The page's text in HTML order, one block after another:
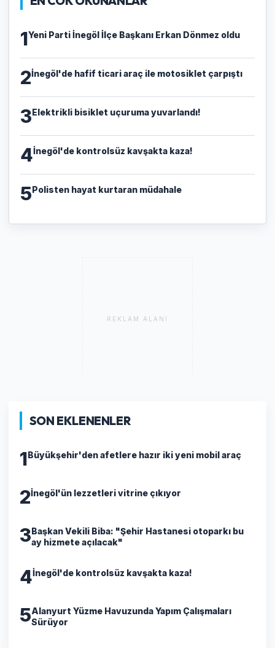
1Yeni Parti İnegöl İlçe Başkanı Erkan Dönmez oldu
2İnegöl'de hafif ticari araç ile motosiklet çarpıştı
3Elektrikli bisiklet uçuruma yuvarlandı!
4İnegöl'de kontrolsüz kavşakta kaza!
5Polisten hayat kurtaran müdahale
REKLAM ALANI
SON EKLENENLER
1Büyükşehir'den afetlere hazır iki yeni mobil araç
2İnegöl'ün lezzetleri vitrine çıkıyor
3Başkan Vekili Biba: "Şehir Hastanesi otoparkı bu
ay hizmete açılacak"
4İnegöl'de kontrolsüz kavşakta kaza!
5Alanyurt Yüzme Havuzunda Yapım Çalışmaları
Sürüyor